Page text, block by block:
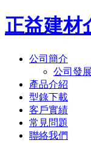
正益建材
公司簡介
公司發
產品介紹
型錄下載
客戶實績
常見問題
聯絡我們